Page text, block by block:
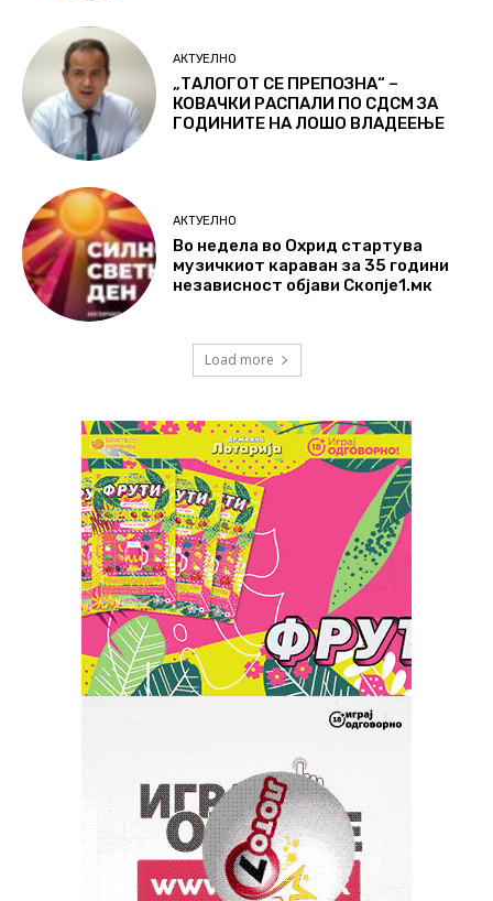
АКТУЕЛНО
„ТАЛОГОТ СЕ ПРЕПОЗНА“ –
КОВАЧКИ РАСПАЛИ ПО СДСМ ЗА
ГОДИНИТЕ НА ЛОШО ВЛАДЕЕЊЕ
АКТУЕЛНО
Во недела во Охрид стартува
музичкиот караван за 35 години
независност објави Скопје1.мк
Load more